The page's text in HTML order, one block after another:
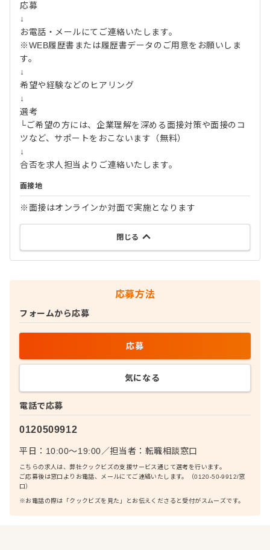
応募
↓
お電話・メールにてご連絡いたします。
※WEB履歴書または履歴書データのご用意をお願いしま
す。
↓
希望や経験などのヒアリング
↓
選考
└ご希望の方には、企業理解を深める面接対策や面接のコ
ツなど、サポートをおこないます（無料）
↓
合否を求人担当よりご連絡いたします。
面接地
※面接はオンラインか対面で実施となります
閉じる
応募方法
電話で応募
0120509912
平日：10:00〜19:00／担当者： 転職相談窓口
こちらの求人は、弊社クックビズの支援サービス通じて選考を行います。
ご応募後は窓口よりお電話、メールにてご連絡いたします。（0120-50-9912/窓
口）
※お電話の際は「クックビズを見た」とお伝えくださると受付がスムーズです。
フォームから応募
応募
気になる